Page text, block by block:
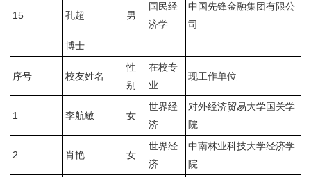
15 孔超 男
国民经
济学
中国先锋金融集团有限公
司
博士
序号 校友姓名
性
别
在校专
业
现工作单位
1 李航敏 女
世界经
济
对外经济贸易大学国关学
院
2 肖艳 女
世界经
济
中南林业科技大学经济学
院